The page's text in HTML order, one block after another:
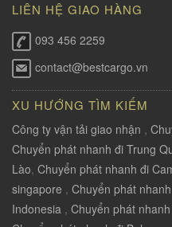
LIÊN HỆ GIAO HÀNG
093 456 2259
contact@bestcargo.vn
XU HƯỚNG TÌM KIẾM
Công ty vận tải giao nhận ,
Chuyển phát nhanh đi Trung
Lào, Chuyển phát nhanh đi
singapore , Chuyển phát
Indonesia , Chuyển phát